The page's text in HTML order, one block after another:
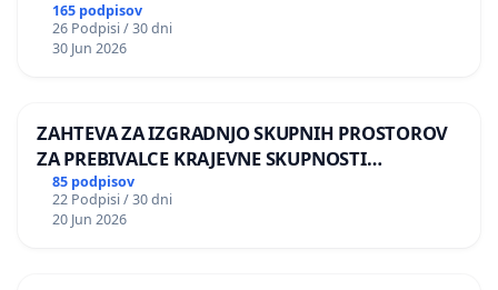
165 podpisov
26 Podpisi / 30 dni
30 Jun 2026
ZAHTEVA ZA IZGRADNJO SKUPNIH PROSTOROV
ZA PREBIVALCE KRAJEVNE SKUPNOSTI
PRESTRANEK
85 podpisov
22 Podpisi / 30 dni
20 Jun 2026